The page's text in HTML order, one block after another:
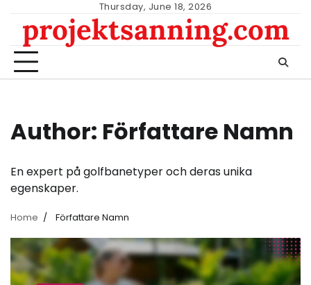
content
Thursday, June 18, 2026
projektsanning.com
Author: Författare Namn
En expert på golfbanetyper och deras unika
egenskaper.
Home Författare Namn